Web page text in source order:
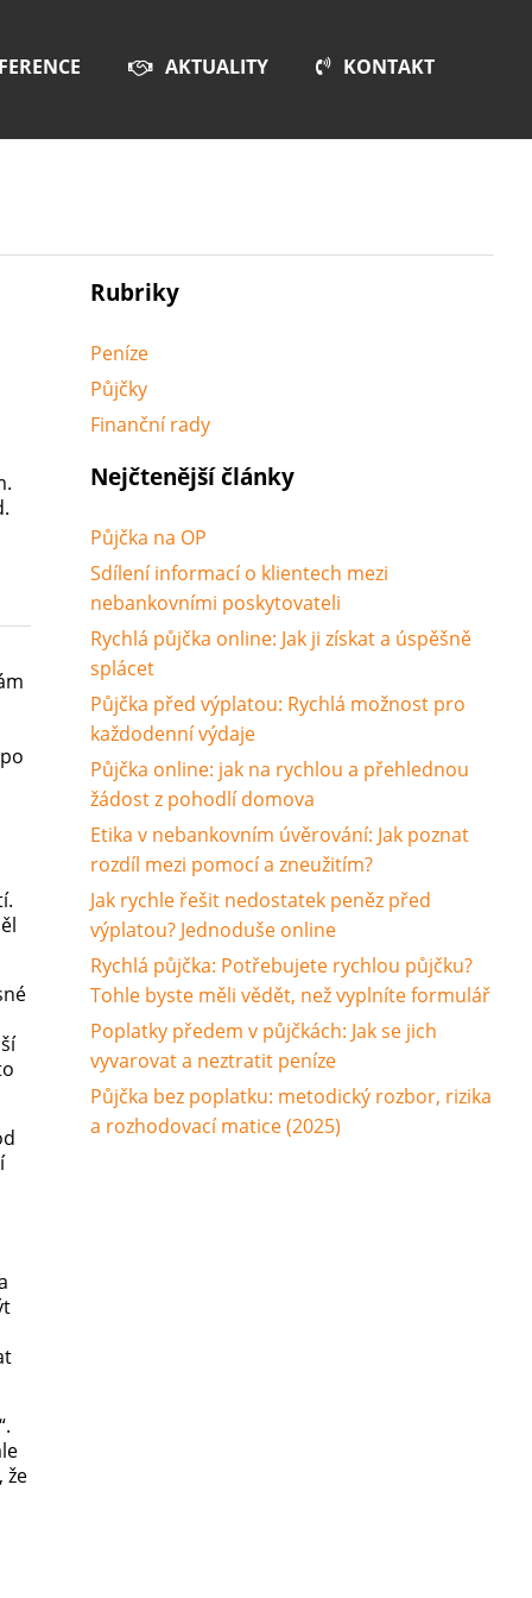
AKTUALITY KONTAKT
že
Rubriky
Peníze
Půjčky
Finanční rady
Nejčtenější články
Půjčka na OP
Sdílení informací o klientech mezi
nebankovními poskytovateli
Rychlá půjčka online: Jak ji získat a úspěšně
splácet
Půjčka před výplatou: Rychlá možnost pro
každodenní výdaje
Půjčka online: jak na rychlou a přehlednou
žádost z pohodlí domova
Etika v nebankovním úvěrování: Jak poznat
rozdíl mezi pomocí a zneužitím?
Jak rychle řešit nedostatek peněz před
výplatou? Jednoduše online
Rychlá půjčka: Potřebujete rychlou půjčku?
Tohle byste měli vědět, než vyplníte formulář
Poplatky předem v půjčkách: Jak se jich
vyvarovat a neztratit peníze
Půjčka bez poplatku: metodický rozbor, rizika
a rozhodovací matice (2025)